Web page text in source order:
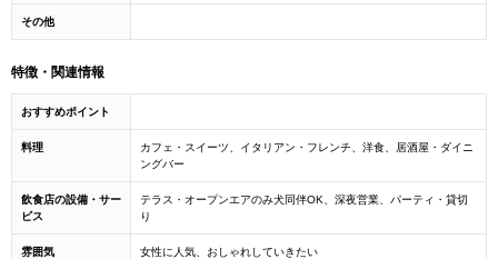
その他
特徴・関連情報
おすすめポイント
料理
カフェ・スイーツ、イタリアン・フレンチ、洋食、居酒屋・ダイニ
ングバー
飲食店の設備・サー
ビス
テラス・オープンエアのみ犬同伴OK、深夜営業、パーティ・貸切
り
雰囲気 女性に人気、おしゃれしていきたい